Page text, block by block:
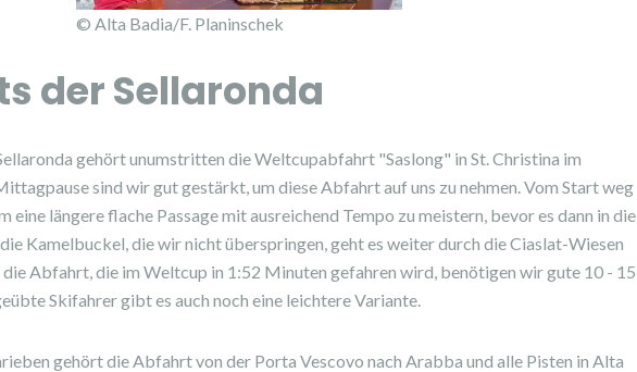
© Alta Badia/F. Planinschek
der Sellaronda
gehört unumstritten die Weltcupabfahrt "Saslong" in St. Christina im
sind wir gut gestärkt, um diese Abfahrt auf uns zu nehmen. Vom Start weg
eine längere flache Passage mit ausreichend Tempo zu meistern, bevor es dann in die
Kamelbuckel, die wir nicht überspringen, geht es weiter durch die Ciaslat-Wiesen
die Abfahrt, die im Weltcup in 1:52 Minuten gefahren wird, benötigen wir gute 10 - 15
Skifahrer gibt es auch noch eine leichtere Variante.
gehört die Abfahrt von der Porta Vescovo nach Arabba und alle Pisten in Alta